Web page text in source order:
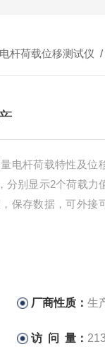
电杆荷载位移测试仪 /
电杆荷载特性及位
分别显示2个荷载力
保存数据，可外接
厂商性质：生
访 问 量：